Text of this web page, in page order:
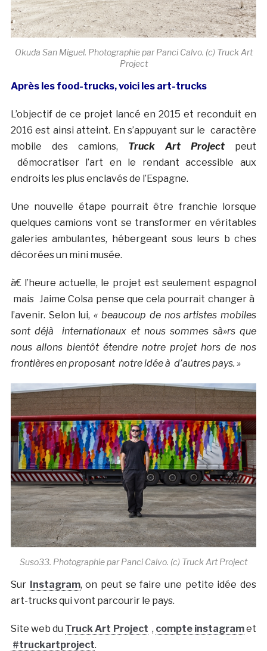
Okuda San Miguel. Photographie par Panci Calvo. (c) Truck Art
Project
Après les food-trucks, voici les art-trucks
L’objectif de ce projet lancé en 2015 et reconduit en
2016 est ainsi atteint. En s’appuyant sur le caractère
mobile des camions, Truck Art Project peut
démocratiser l’art en le rendant accessible aux
endroits les plus enclavés de l’Espagne.
Une nouvelle étape pourrait être franchie lorsque
quelques camions vont se transformer en véritables
galeries ambulantes, hébergeant sous leurs b ches
décorées un mini musée.
à€ l’heure actuelle, le projet est seulement espagnol
mais Jaime Colsa pense que cela pourrait changer à
l’avenir. Selon lui,« beaucoup de nos artistes mobiles
sont déjà internationaux et nous sommes sà»rs que
nous allons bientôt étendre notre projet hors de nos
frontières en proposant notre idée à d’autres pays. »
Suso33. Photographie par Panci Calvo. (c) Truck Art Project
Sur Instagram, on peut se faire une petite idée des
art-trucks qui vont parcourir le pays.
Site web du Truck Art Project , compte instagramet
#truckartproject.